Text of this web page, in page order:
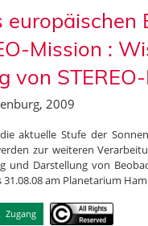
Mission :
von
2009
die aktuelle Stufe der
zur weiteren
und Darstellung von
am Planetarium
Zugang